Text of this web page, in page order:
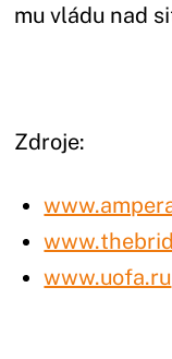
mu vládu nad
Zdroje:
www.uofa.ru